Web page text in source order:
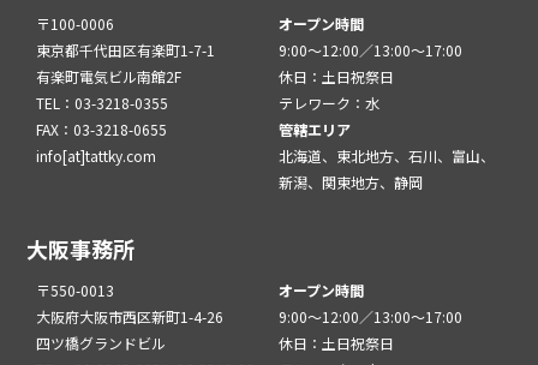
〒100-0006
東京都千代田区有楽町1-7-1
有楽町電気ビル南館2F
TEL：03-3218-0355
FAX：03-3218-0655
info[at]tattky.com
オープン時間
9:00～12:00／13:00～17:00
休日：土日祝祭日
テレワーク：水
管轄エリア
北海道、東北地方、石川、富山、
新潟、関東地方、静岡
大阪事務所
〒550-0013
大阪府大阪市西区新町1-4-26
四ツ橋グランドビル
オープン時間
9:00～12:00／13:00～17:00
休日：土日祝祭日